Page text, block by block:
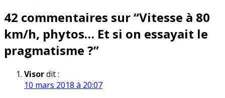
42 commentaires sur “Vitesse à 80
km/h, phytos… Et si on essayait le
pragmatisme ?”
Visordit :
10 mars 2018 à 20:07